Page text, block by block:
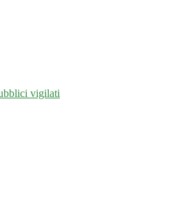
vigilati